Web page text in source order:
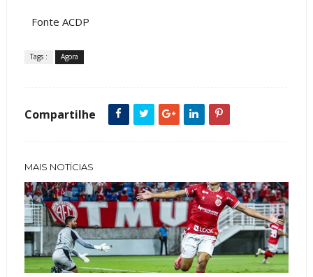
Fonte ACDP
Tags : Agora
Compartilhe
MAIS NOTÍCIAS